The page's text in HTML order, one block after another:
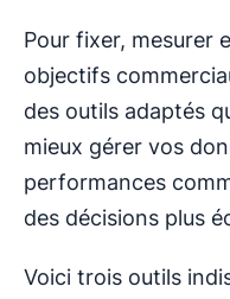
Pour fixer, mesurer
objectifs
des outils adaptés
mieux gérer vos
performances
des décisions plus
Voici trois outils